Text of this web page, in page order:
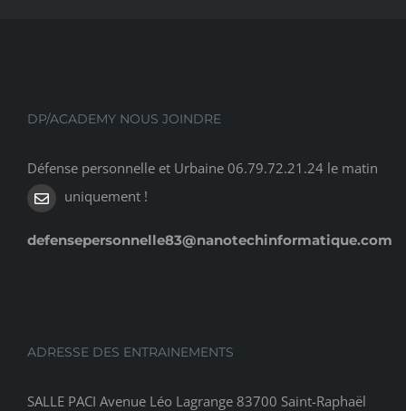
DP/ACADEMY NOUS JOINDRE
Défense personnelle et Urbaine 06.79.72.21.24 le matin
uniquement !
defensepersonnelle83@nanotechinformatique.com
ADRESSE DES ENTRAINEMENTS
SALLE PACI Avenue Léo Lagrange 83700 Saint-Raphaël